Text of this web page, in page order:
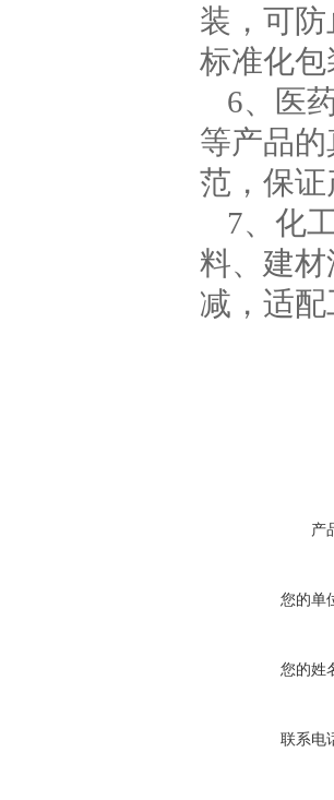
装，可
标准化
6、医
等产品
范，保
7、化
料、建
减，适
产
您的单
您的姓
联系电